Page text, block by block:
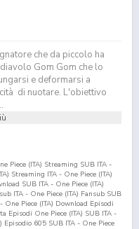
che da piccolo ha
Gom Gom che lo
e deformarsi a
di nuotare. L'obiettivo
Piece (ITA) Streaming SUB ITA -
Streaming ITA - One Piece (ITA)
SUB ITA - One Piece (ITA)
ITA - One Piece (ITA) Fansub SUB
One Piece (ITA) Download Episodi
Episodi One Piece (ITA) SUB ITA -
Episodio 605 SUB ITA - One Piece